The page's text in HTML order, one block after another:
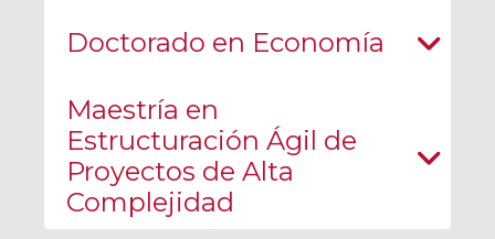
Doctorado en Economía
Maestría en
Estructuración Ágil de
Proyectos de Alta
Complejidad